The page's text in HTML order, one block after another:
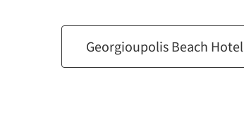
Georgioupolis Beach Hotel